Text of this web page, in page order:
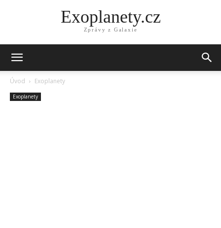
Exoplanety.cz
Zprávy z Galaxie
Úvod Exoplanety
Exoplanety